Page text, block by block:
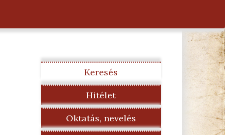
Keresés
Hitélet
Oktatás, nevelés